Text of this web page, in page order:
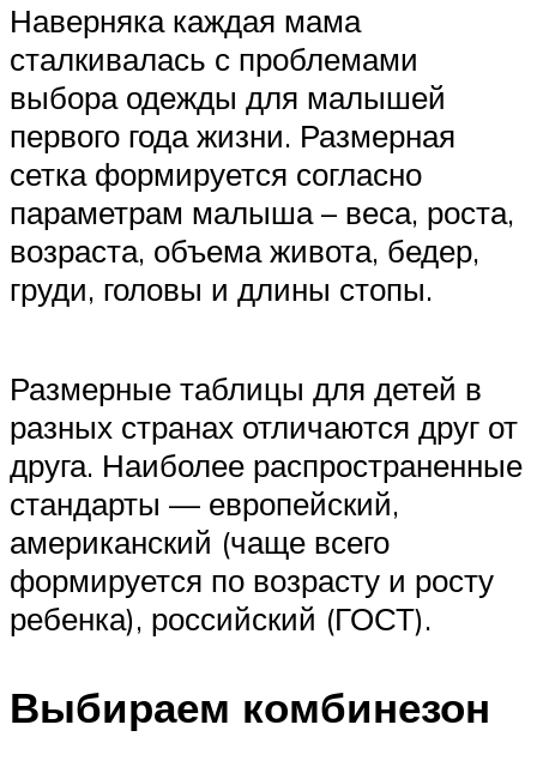
Наверняка каждая мама
сталкивалась с проблемами
выбора одежды для малышей
первого года жизни. Размерная
сетка формируется согласно
параметрам малыша – веса, роста,
возраста, объема живота, бедер,
груди, головы и длины стопы.
Размерные таблицы для детей в
разных странах отличаются друг от
друга. Наиболее распространенные
стандарты — европейский,
американский (чаще всего
формируется по возрасту и росту
ребенка), российский (ГОСТ).
Выбираем комбинезон